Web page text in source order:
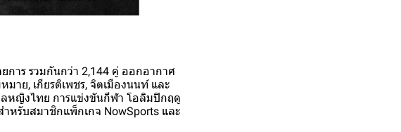
าร รวมกันกว่า 2,144 คู่ ออกอากาศ
าย, เกียรติเพชร, จิตเมืองนนท์ และ
หญิงไทย การแข่งขันกีฬา โอลิมปิกฤดู
หรับสมาชิกแพ็กเกจ NowSports และ